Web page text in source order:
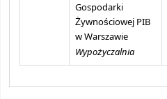
Gospodarki
Żywnościowej PIB
w Warszawie
Wypożyczalnia